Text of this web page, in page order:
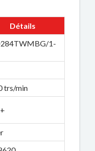
Détails
1-
trs/min